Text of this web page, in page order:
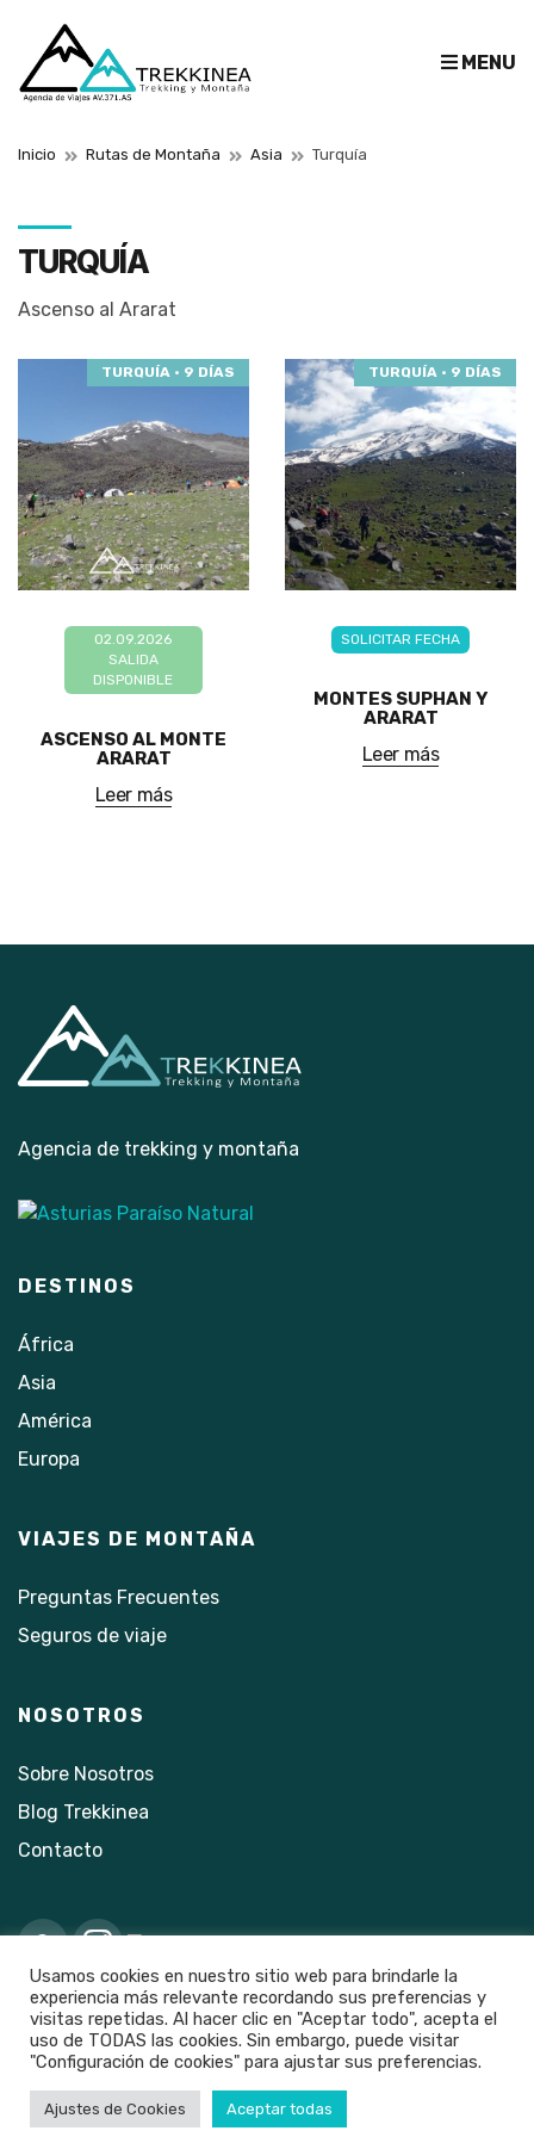
MENU
h
f
o
r
m
Inicio Rutas de Montaña Asia Turquía
TURQUÍA
Ascenso al Ararat
TURQUÍA · 9 DÍAS
02.09.2026
SALIDA
DISPONIBLE
ASCENSO AL MONTE
ARARAT
Leer más
TURQUÍA · 9 DÍAS
SOLICITAR FECHA
MONTES SUPHAN Y
ARARAT
Leer más
Agencia de trekking y montaña
DESTINOS
África
Asia
América
Europa
VIAJES DE MONTAÑA
Preguntas Frecuentes
Seguros de viaje
NOSOTROS
Sobre Nosotros
Blog Trekkinea
Contacto
2021 © Trekkinea · Todos los derechos reservados
Aviso Legal
Condiciones de compra
privacidad
Diseño web por Bisoul
Usamos cookies en nuestro sitio web para brindarle la
experiencia más relevante recordando sus preferencias y
visitas repetidas. Al hacer clic en "Aceptar todo", acepta el
uso de TODAS las cookies. Sin embargo, puede visitar
"Configuración de cookies" para ajustar sus preferencias.
Ajustes de Cookies Aceptar todas